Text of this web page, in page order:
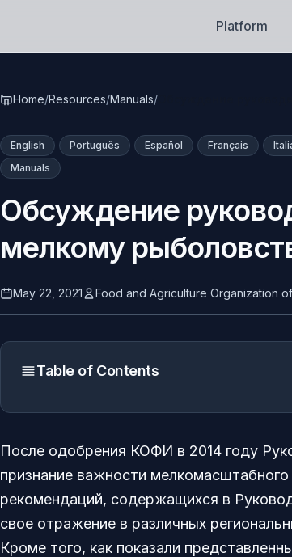
Platform
Home/Resources/Manuals/
English Português Español Français
Manuals
Обсуждение
мелкому
May 22, 2021 Food and Agriculture Organization
Table of Contents
После одобрения КОФИ в 2014 году
признание важности
рекомендаций, содержащихся в
свое отражение в различных
Кроме того, как показали